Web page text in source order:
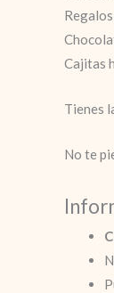
Cajitas
Tienes
No te